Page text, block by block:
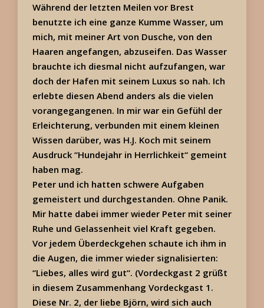
Während der letzten Meilen vor Brest
benutzte ich eine ganze Kumme Wasser, um
mich, mit meiner Art von Dusche, von den
Haaren angefangen, abzuseifen. Das Wasser
brauchte ich diesmal nicht aufzufangen, war
doch der Hafen mit seinem Luxus so nah. Ich
erlebte diesen Abend anders als die vielen
vorangegangenen. In mir war ein Gefühl der
Erleichterung, verbunden mit einem kleinen
Wissen darüber, was H.J. Koch mit seinem
Ausdruck “Hundejahr in Herrlichkeit“ gemeint
haben mag.
Peter und ich hatten schwere Aufgaben
gemeistert und durchgestanden. Ohne Panik.
Mir hatte dabei immer wieder Peter mit seiner
Ruhe und Gelassenheit viel Kraft gegeben.
Vor jedem Überdeckgehen schaute ich ihm in
die Augen, die immer wieder signalisierten:
“Liebes, alles wird gut“. (Vordeckgast 2 grüßt
in diesem Zusammenhang Vordeckgast 1.
Diese Nr. 2, der liebe Björn, wird sich auch